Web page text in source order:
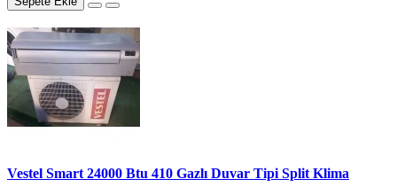
Vestel Smart 24000 Btu 410 Gazlı Duvar Tipi Split Klima